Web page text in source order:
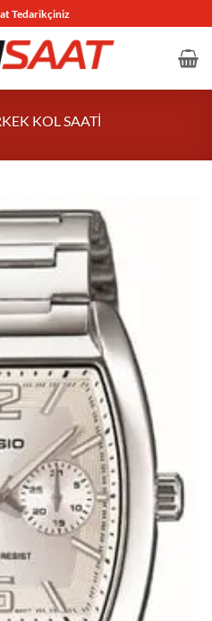
Tedarikçiniz
KOL SAATI